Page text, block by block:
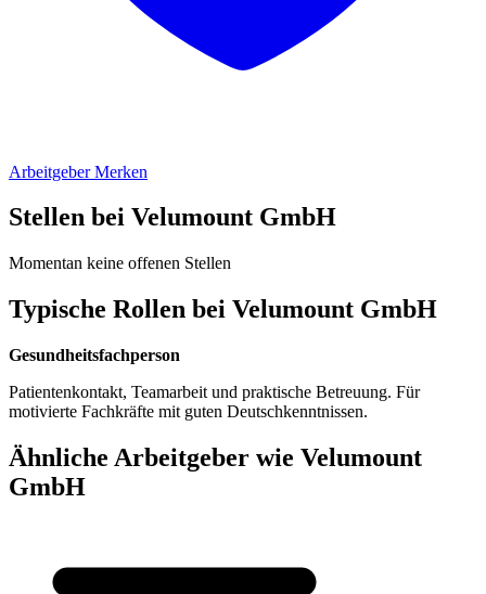
Arbeitgeber Merken
Stellen bei Velumount GmbH
Momentan keine offenen Stellen
Typische Rollen bei Velumount GmbH
Gesundheitsfachperson
Patientenkontakt, Teamarbeit und praktische Betreuung. Für
motivierte Fachkräfte mit guten Deutschkenntnissen.
Ähnliche Arbeitgeber wie Velumount
GmbH